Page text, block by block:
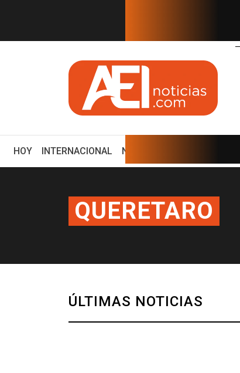
EN TIEMPO REAL
HOY(CURRENT)
INTERNACIONAL NACIONAL
QUERETARO
ÚLTIMAS NOTICIAS